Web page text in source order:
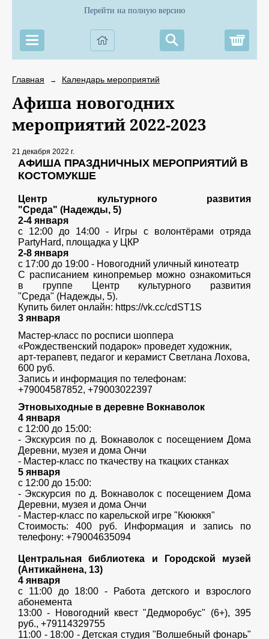
Перейти на полную версию
Главная → Календарь мероприятий
Афиша новогодних
мероприятий 2022-2023
21 декабря 2022 г.
АФИША ПРАЗДНИЧНЫХ МЕРОПРИЯТИЙ В
КОСТОМУКШЕ
Центр культурного развития
"Среда" (Надежды, 5)
2-4 января
с 12:00 до 14:00 - Игры с волонтёрами отряда
PartyHard, площадка у ЦКР
2-8 января
с 17:00 до 19:00 - Новогодний уличный кинотеатр
С расписанием кинопремьер можно ознакомиться
в группе Центр культурного развития
"Среда" (Надежды, 5).
Купить билет онлайн: https://vk.cc/cdST1S
3 января
Мастер-класс по росписи шоппера
«Рождественский подарок» проведет художник,
арт-терапевт, педагог и керамист Светлана Лохова,
600 руб.
Запись и информация по телефонам:
+79004587852, +79003022397
Этновыходные в деревне Вокнаволок
4 января
с 12:00 до 15:00:
- Экскурсия по д. Вокнаволок с посещением Дома
Деревни, музея и дома Ончи
- Мастер-класс по ткачеству на ткацких станках
5 января
с 12:00 до 15:00:
- Экскурсия по д. Вокнаволок с посещением Дома
Деревни, музея и дома Ончи
- Мастер-класс по карельской игре "Кююккя"
Стоимость: 400 руб. Информация и запись по
телефону: +79004635094
Центральная библиотека и Городской музей
(Антикайнена, 13)
4 января
с 11:00 до 18:00 - Работа детского и взрослого
абонемента
13:00 - Новогодний квест "Дедморобус" (6+), 395
руб., +79114329755
11:00 - 18:00 - Детская студия "Волшебный фонарь"